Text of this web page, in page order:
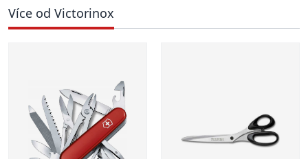
Více od Victorinox